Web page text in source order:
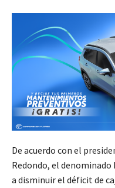
De acuerdo con el
Redondo, el
a disminuir el déficit de